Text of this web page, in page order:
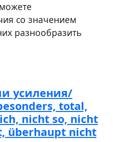
со значением
разнообразить
усиления/
total,
nicht so, nicht
überhaupt nicht